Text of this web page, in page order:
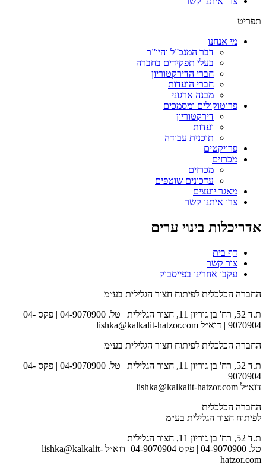
תפריט
מי אנחנו
דבר המנכ”ל והיו”ר
בעלי תפקידים בחברה
חברי הדירקטוריון
חברי הועדות
מבנה ארגוני
פרוטוקולים ומסמכים
דירקטוריון
ועדות
תוכנית עבודה
פרויקטים
מכרזים
מכרזים
עדכונים שוטפים
מאגר יועצים
צרו איתנו קשר
אדריכלות בינוי ערים
דף בית
צור קשר
עקבו אחרינו בפייסבוק
החברה הכלכלית לפיתוח חצור הגלילית בע״מ
ת.ד 52, רח' בן גוריון 11, חצור הגלילית | טל. 04-9070900 | פקס 04-
9070904 | דוא״ל lishka@kalkalit-hatzor.com
החברה הכלכלית לפיתוח חצור הגלילית בע״מ
ת.ד 52, רח' בן גוריון 11, חצור הגלילית | טל. 04-9070900 | פקס 04-
9070904
דוא״ל lishka@kalkalit-hatzor.com
החברה הכלכלית
לפיתוח חצור הגלילית בע״מ
ת.ד 52, רח' בן גוריון 11, חצור הגלילית
טל. 04-9070900 | פקס 04-9070904 דוא״ל lishka@kalkalit-
hatzor.com